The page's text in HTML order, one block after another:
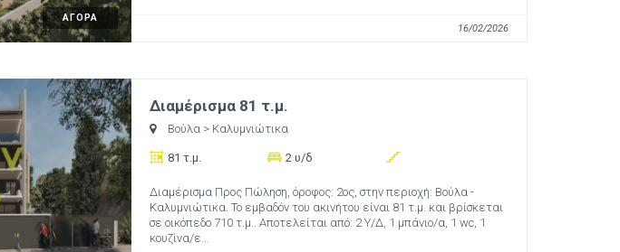
ΑΓΟΡΑ
16/02/2026
Διαμέρισμα 81 τ.μ.
Βούλα > Καλυμνιώτικα
81 τ.μ. 2 υ/δ
Διαμέρισμα Προς Πώληση, όροφος: 2ος, στην περιοχή: Βούλα -
Καλυμνιώτικα. Το εμβαδόν του ακινήτου είναι 81 τ.μ. και βρίσκεται
σε οικόπεδο 710 τ.μ.. Αποτελείται από: 2 Υ/Δ, 1 μπάνιο/α, 1 wc, 1
κουζίνα/ε...